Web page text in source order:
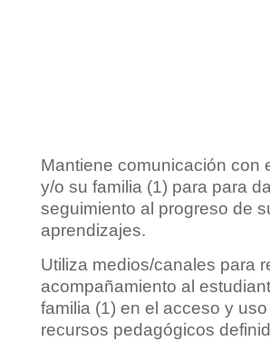
Mantiene comunicación con
y/o su familia (1) para para
seguimiento al progreso de
aprendizajes.
Utiliza medios/canales para
acompañamiento al
familia (1) en el acceso y
recursos pedagógicos